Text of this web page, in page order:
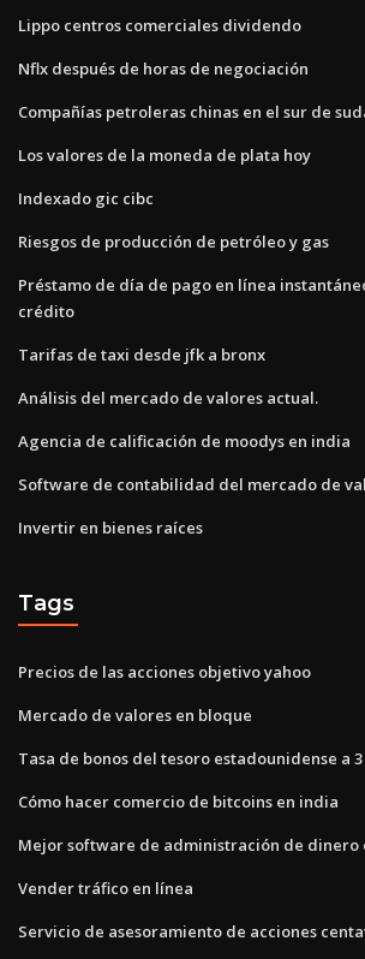
Lippo centros comerciales dividendo
Nflx después de horas de negociación
Compañías petroleras chinas en el sur de
Los valores de la moneda de plata hoy
Indexado gic cibc
Riesgos de producción de petróleo y gas
Préstamo de día de pago en línea
crédito
Tarifas de taxi desde jfk a bronx
Análisis del mercado de valores actual.
Agencia de calificación de moodys en india
Software de contabilidad del mercado de
Invertir en bienes raíces
Tags
Precios de las acciones objetivo yahoo
Mercado de valores en bloque
Tasa de bonos del tesoro estadounidense a 3
Cómo hacer comercio de bitcoins en india
Mejor software de administración de dinero
Vender tráfico en línea
Servicio de asesoramiento de acciones